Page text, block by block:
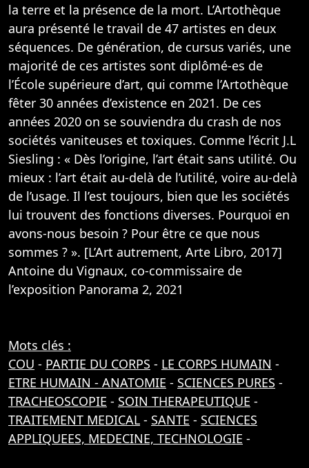
la terre et la présence de la mort. L’Artothèque
aura présenté le travail de 47 artistes en deux
séquences. De génération, de cursus variés, une
majorité de ces artistes sont diplômé-es de
l’École supérieure d’art, qui comme l’Artothèque
fêter 30 années d’existence en 2021. De ces
années 2020 on se souviendra du crash de nos
sociétés vaniteuses et toxiques. Comme l’écrit J.L
Siesling : « Dès l’origine, l’art était sans utilité. Ou
mieux : l’art était au-delà de l’utilité, voire au-delà
de l’usage. Il l’est toujours, bien que les sociétés
lui trouvent des fonctions diverses. Pourquoi en
avons-nous besoin ? Pour être ce que nous
sommes ? ». [L’Art autrement, Arte Libro, 2017]
Antoine du Vignaux, co-commissaire de
l’exposition Panorama 2, 2021
Mots clés :
COU - PARTIE DU CORPS - LE CORPS HUMAIN -
ETRE HUMAIN - ANATOMIE - SCIENCES PURES -
TRACHEOSCOPIE - SOIN THERAPEUTIQUE -
TRAITEMENT MEDICAL - SANTE - SCIENCES
APPLIQUEES, MEDECINE, TECHNOLOGIE -